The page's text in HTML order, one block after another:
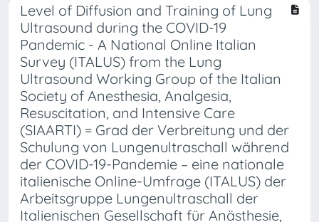
Level of Diffusion and Training of Lung
Ultrasound during the COVID-19
Pandemic - A National Online Italian
Survey (ITALUS) from the Lung
Ultrasound Working Group of the Italian
Society of Anesthesia, Analgesia,
Resuscitation, and Intensive Care
(SIAARTI) = Grad der Verbreitung und der
Schulung von Lungenultraschall während
der COVID-19-Pandemie – eine nationale
italienische Online-Umfrage (ITALUS) der
Arbeitsgruppe Lungenultraschall der
Italienischen Gesellschaft für Anästhesie,